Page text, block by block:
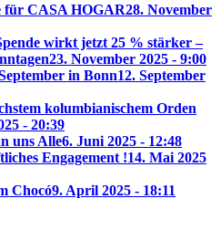
für CASA HOGAR28. November
wirkt jetzt 25 % stärker –
23. November 2025 - 9:00
in Bonn12. September
kolumbianischem Orden
- 20:39
uns Alle6. Juni 2025 - 12:48
Engagement !14. Mai 2025
Chocó9. April 2025 - 18:11